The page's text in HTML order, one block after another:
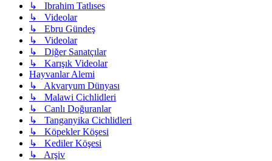
↳ Ibrahim Tatlıses
↳ Videolar
↳ Ebru Gündeş
↳ Videolar
↳ Diğer Sanatçılar
↳ Karışık Videolar
Hayvanlar Alemi
↳ Akvaryum Dünyası
↳ Malawi Cichlidleri
↳ Canlı Doğuranlar
↳ Tanganyika Cichlidleri
↳ Köpekler Köşesi
↳ Kediler Köşesi
↳ Arşiv